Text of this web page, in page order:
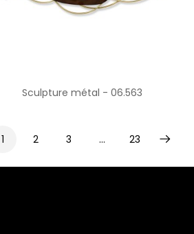
Sculpture métal - 06.563
1 2 3 … 23 Suivant